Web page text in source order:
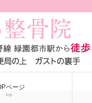
ページ
top